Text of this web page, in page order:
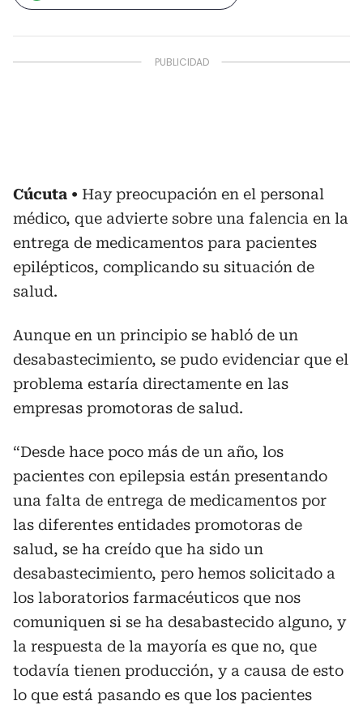
Cúcuta
Hay preocupación en el personal
médico, que advierte sobre una falencia en la
entrega de medicamentos para pacientes
epilépticos, complicando su situación de
salud.
Aunque en un principio se habló de un
desabastecimiento, se pudo evidenciar que el
problema estaría directamente en las
empresas promotoras de salud.
“Desde hace poco más de un año, los
pacientes con epilepsia están presentando
una falta de entrega de medicamentos por
las diferentes entidades promotoras de
salud, se ha creído que ha sido un
desabastecimiento, pero hemos solicitado a
los laboratorios farmacéuticos que nos
comuniquen si se ha desabastecido alguno, y
la respuesta de la mayoría es que no, que
todavía tienen producción, y a causa de esto
lo que está pasando es que los pacientes